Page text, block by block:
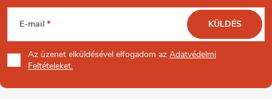
L
á
b
E-mail
Az üzenet elküldésével elfogadom az Adatvédelmi
Feltételeket.
KÜLDÉS